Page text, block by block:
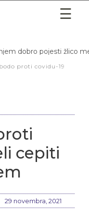
dobro pojesti žlico
proti covidu-19
cepiti
29 novembra, 2021